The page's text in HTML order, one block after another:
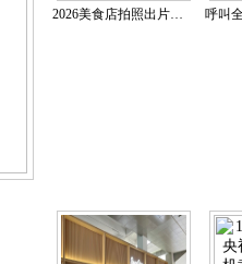
2026美食店拍照出片… 呼叫